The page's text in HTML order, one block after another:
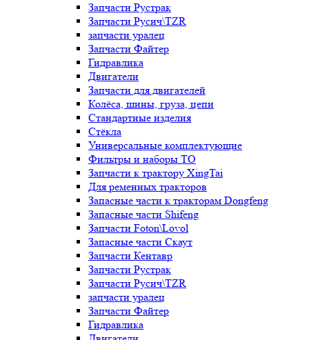
Запчасти Рустрак
Запчасти Русич\TZR
запчасти уралец
Запчасти Файтер
Гидравлика
Двигатели
Запчасти для двигателей
Колёса, шины, груза, цепи
Стандартные изделия
Стёкла
Универсальные комплектующие
Фильтры и наборы ТО
Запчасти к трактору XingTai
Для ременных тракторов
Запасные части к тракторам Dongfeng
Запасные части Shifeng
Запчасти Foton\Lovol
Запасные части Скаут
Запчасти Кентавр
Запчасти Рустрак
Запчасти Русич\TZR
запчасти уралец
Запчасти Файтер
Гидравлика